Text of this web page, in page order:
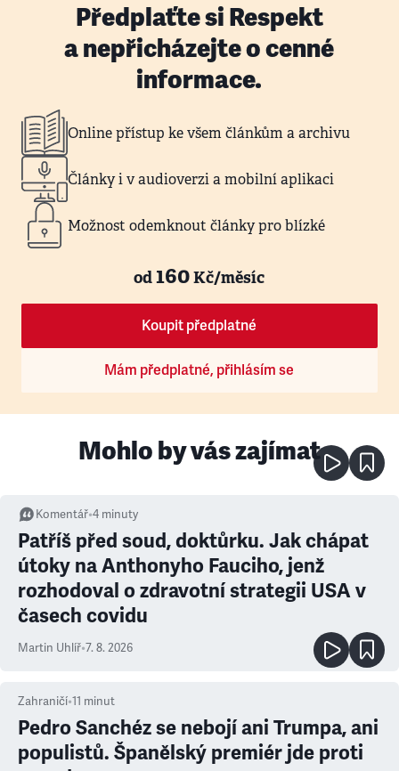
Předplaťte si Respekt
a nepřicházejte o cenné
informace.
Online přístup ke všem článkům a archivu
Články i v audioverzi a mobilní aplikaci
Možnost odemknout články pro blízké
od160Kč/měsíc
Koupit předplatné
Mám předplatné, přihlásím se
Mohlo by vás zajímat
Komentář•4 minuty
Patříš před soud, doktůrku. Jak chápat
útoky na Anthonyho Fauciho, jenž
rozhodoval o zdravotní strategii USA v
časech covidu
Martin Uhlíř•7. 8. 2026
Zahraničí•11 minut
Pedro Sanchéz se nebojí ani Trumpa, ani
populistů. Španělský premiér jde proti